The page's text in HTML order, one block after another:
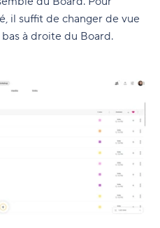
il suffit de changer de vue
à droite du Board.